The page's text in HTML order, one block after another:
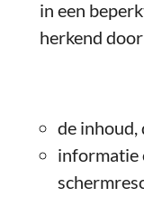
in een
herkend
de
informatie